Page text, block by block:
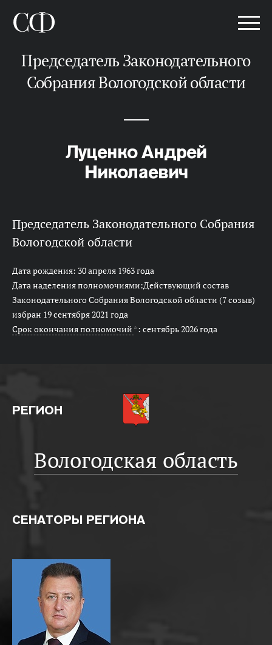
Председатель Законодательного
Собрания Вологодской области
Луценко Андрей
Николаевич
Председатель Законодательного Собрания
Вологодской области
Дата рождения: 30 апреля 1963 года
Дата наделения полномочиями:Действующий состав
Законодательного Собрания Вологодской области (7 созыв)
избран 19 сентября 2021 года
Срок окончания полномочий *: сентябрь 2026 года
РЕГИОН
Вологодская область
СЕНАТОРЫ РЕГИОНА